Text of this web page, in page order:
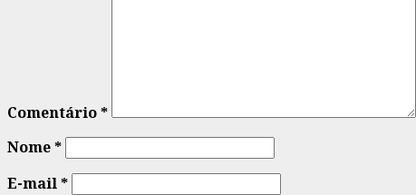
Comentário*
Nome*
E-mail*